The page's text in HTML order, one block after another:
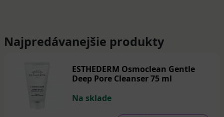
Najpredávanejšie produkty
ESTHEDERM Osmoclean Gentle
Deep Pore Cleanser 75 ml
Na sklade